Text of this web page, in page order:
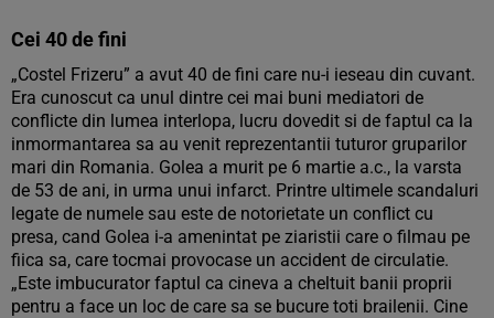
Cei 40 de fini
„Costel Frizeru” a avut 40 de fini care nu-i ieseau din cuvant.
Era cunoscut ca unul dintre cei mai buni mediatori de
conflicte din lumea interlopa, lucru dovedit si de faptul ca la
inmormantarea sa au venit reprezentantii tuturor gruparilor
mari din Romania. Golea a murit pe 6 martie a.c., la varsta
de 53 de ani, in urma unui infarct. Printre ultimele scandaluri
legate de numele sau este de notorietate un conflict cu
presa, cand Golea i-a amenintat pe ziaristii care o filmau pe
fiica sa, care tocmai provocase un accident de circulatie.
„Este imbucurator faptul ca cineva a cheltuit banii proprii
pentru a face un loc de care sa se bucure toti brailenii. Cine